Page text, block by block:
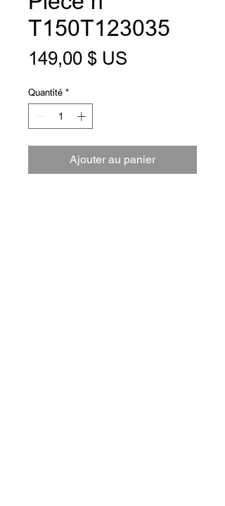
T150T123035
149,00 $ US
Quantité *
Ajouter au panier